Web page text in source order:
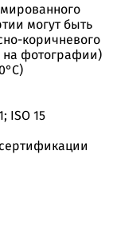
могут быть
коричневого
на фотографии)
ISO 15